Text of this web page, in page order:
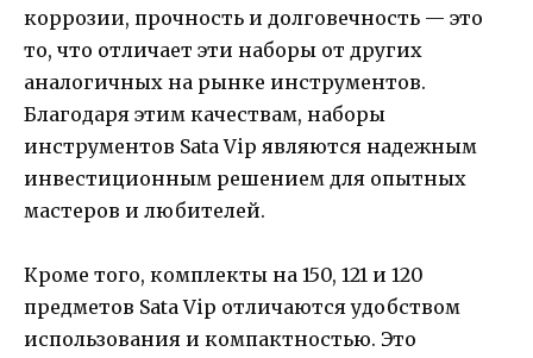
коррозии, прочность и долговечность — это
то, что отличает эти наборы от других
аналогичных на рынке инструментов.
Благодаря этим качествам, наборы
инструментов Sata Vip являются надежным
инвестиционным решением для опытных
мастеров и любителей.
Кроме того, комплекты на 150, 121 и 120
предметов Sata Vip отличаются удобством
использования и компактностью. Это